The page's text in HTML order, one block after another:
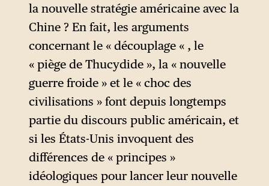
la nouvelle stratégie américaine avec la
Chine ? En fait, les arguments
concernant le « découplage « , le
« piège de Thucydide », la « nouvelle
guerre froide » et le « choc des
civilisations » font depuis longtemps
partie du discours public américain, et
si les États-Unis invoquent des
différences de « principes »
idéologiques pour lancer leur nouvelle